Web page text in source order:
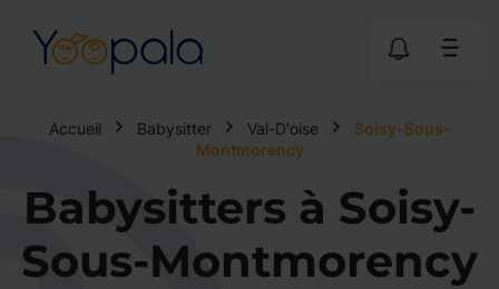
Accueil Babysitter Val-D'oise
Soisy-Sous-
Montmorency
Babysitters à Soisy-
Sous-Montmorency